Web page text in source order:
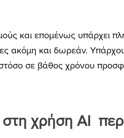
και επομένως υπάρχει
ακόμη και δωρεάν.
σε βάθος χρόνου
στη χρήση AI